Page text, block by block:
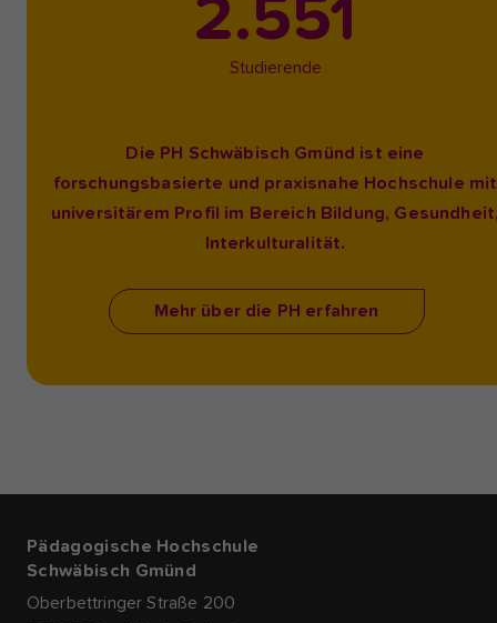
2.551
Studierende
Die PH Schwäbisch Gmünd ist eine
forschungsbasierte und praxisnahe Hochschule mit
universitärem Profil im Bereich Bildung,
Interkulturalität.
Mehr über die PH erfahren
Pädagogische Hochschule
Schwäbisch Gmünd
Oberbettringer Straße 200